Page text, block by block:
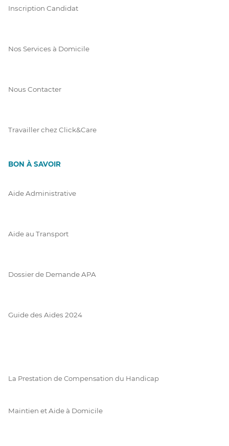
Inscription Candidat
Nos Services à Domicile
Nous Contacter
Travailler chez Click&Care
BON À SAVOIR
Aide Administrative
Aide au Transport
Dossier de Demande APA
Guide des Aides 2024
La Prestation de Compensation du Handicap
Maintien et Aide à Domicile